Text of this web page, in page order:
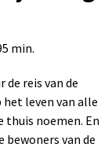
min.
de reis van de
leven van alle
thuis noemen. En
bewoners van de